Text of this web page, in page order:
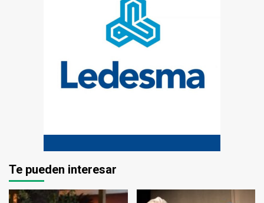
Te pueden interesar